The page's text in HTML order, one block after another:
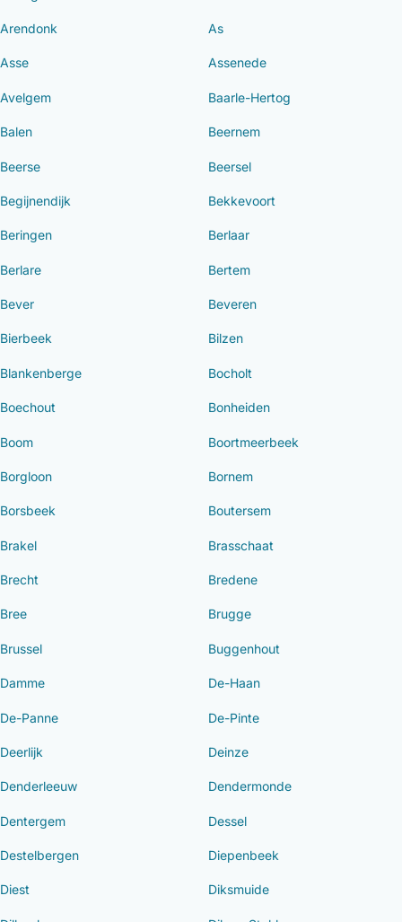
Arendonk As
Asse Assenede
Avelgem Baarle-Hertog
Balen Beernem
Beerse Beersel
Begijnendijk Bekkevoort
Beringen Berlaar
Berlare Bertem
Bever Beveren
Bierbeek Bilzen
Blankenberge Bocholt
Boechout Bonheiden
Boom Boortmeerbeek
Borgloon Bornem
Borsbeek Boutersem
Brakel Brasschaat
Brecht Bredene
Bree Brugge
Brussel Buggenhout
Damme De-Haan
De-Panne De-Pinte
Deerlijk Deinze
Denderleeuw Dendermonde
Dentergem Dessel
Destelbergen Diepenbeek
Diest Diksmuide